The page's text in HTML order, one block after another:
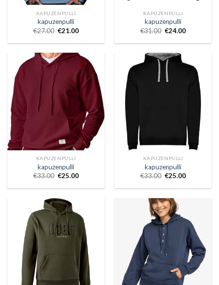
KAPUZENPULLI
kapuzenpulli
€27.00 €21.00
KAPUZENPULLI
kapuzenpulli
€31.00 €24.00
KAPUZENPULLI
kapuzenpulli
€33.00 €25.00
KAPUZENPULLI
kapuzenpulli
€33.00 €25.00